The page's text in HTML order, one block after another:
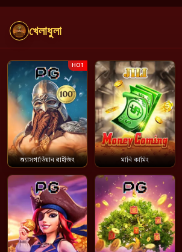
খেলাধুলা
HOT
অ্যাসগার্ডিয়ান রাইজিং মানি কামিং